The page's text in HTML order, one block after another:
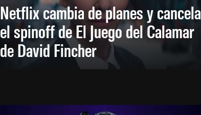
Netflix cambia de planes y cancela
el spinoff de El Juego del Calamar
de David Fincher